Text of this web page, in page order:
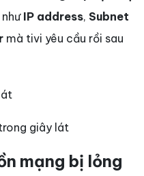
IP address, Subnet
mà tivi yêu cầu rồi sau
giây lát
mạng bị lỏng